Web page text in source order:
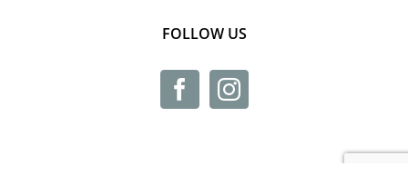
FOLLOW US